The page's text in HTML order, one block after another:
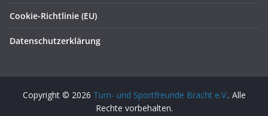
Cookie-Richtlinie (EU)
Datenschutzerklärung
Copyright © 2026 Turn- und Sportfreunde Bracht e.V.. Alle
Rechte vorbehalten.